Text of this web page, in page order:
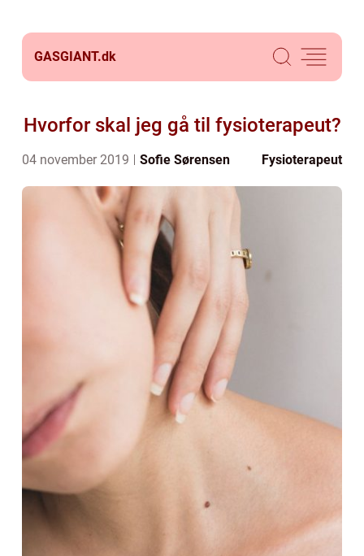
GASGIANT.dk
Hvorfor skal jeg gå til fysioterapeut?
04 november 2019 Sofie Sørensen Fysioterapeut